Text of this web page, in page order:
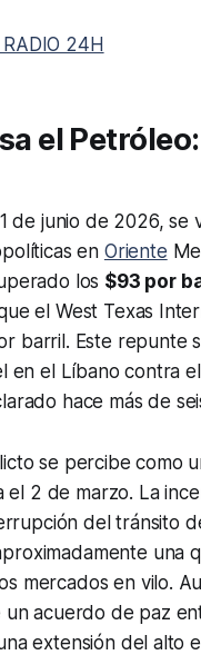
24H
el
de junio de 2026, se
en Oriente
los $93 por
el West Texas
barril. Este repunte
en el Líbano contra
hace más de
se percibe como
el 2 de marzo. La
del tránsito
una
mercados en vilo.
acuerdo de paz
extensión del alto